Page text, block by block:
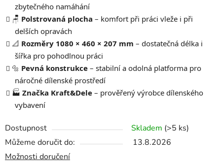
zbytečného namáhání
🪑 Polstrovaná plocha – komfort při práci vleže i při
delších opravách
📐 Rozměry 1080 × 460 × 207 mm – dostatečná délka i
šířka pro pohodlnou práci
🔩 Pevná konstrukce – stabilní a odolná platforma pro
náročné dílenské prostředí
🏭 Značka Kraft&Dele – prověřený výrobce dílenského
vybavení
Dostupnost Skladem (>5 ks)
Můžeme doručit do:
13.8.2026
Možnosti doručení